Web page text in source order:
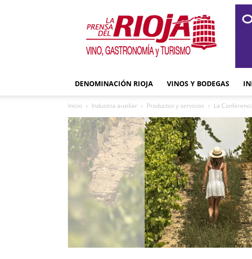
La
Prensa
del
Rioja
DENOMINACIÓN RIOJA VINOS Y BODEGAS
Inicio Industria auxiliar Productos y servicios La